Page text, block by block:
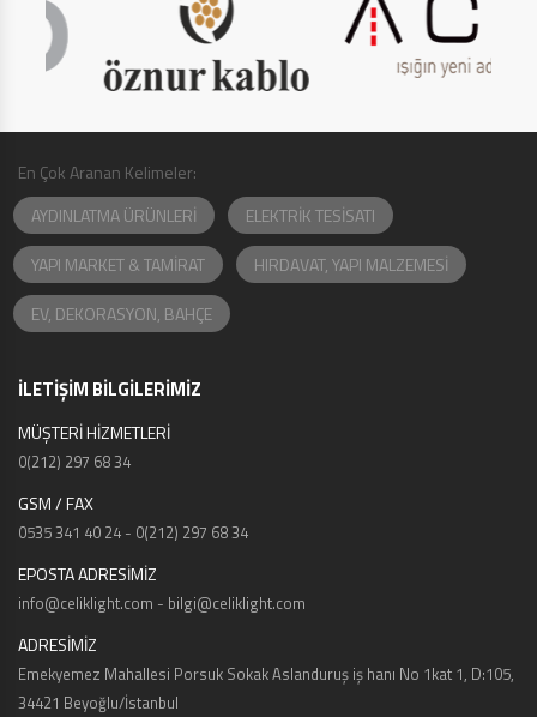
En Çok Aranan Kelimeler:
AYDINLATMA ÜRÜNLERİ
ELEKTRİK TESİSATI
YAPI MARKET & TAMİRAT
HIRDAVAT, YAPI MALZEMESİ
EV, DEKORASYON, BAHÇE
İLETİŞİM BİLGİLERİMİZ
MÜŞTERİ HİZMETLERİ
0(212) 297 68 34
GSM / FAX
0535 341 40 24 - 0(212) 297 68 34
EPOSTA ADRESİMİZ
info@celiklight.com - bilgi@celiklight.com
ADRESİMİZ
Emekyemez Mahallesi Porsuk Sokak Aslanduruş iş hanı No 1kat 1, D:105,
34421 Beyoğlu/İstanbul